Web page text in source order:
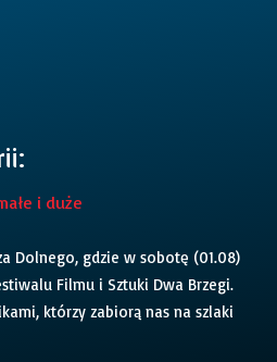
i duże
Dolnego, gdzie w sobotę (01.08)
Filmu i Sztuki Dwa Brzegi.
którzy zabiorą nas na szlaki